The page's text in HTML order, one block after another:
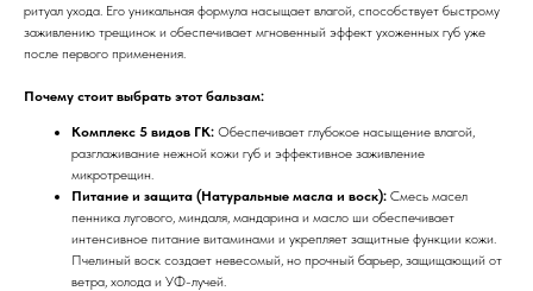
ритуал ухода. Его уникальная формула насыщает влагой, способствует быстрому
заживлению трещинок и обеспечивает мгновенный эффект ухоженных губ уже
после первого применения.
Почему стоит выбрать этот бальзам:
Комплекс 5 видов ГК: Обеспечивает глубокое насыщение влагой,
разглаживание нежной кожи губ и эффективное заживление
микротрещин.
Питание и защита (Натуральные масла и воск): Смесь масел
пенника лугового, миндаля, мандарина и масло ши обеспечивает
интенсивное питание витаминами и укрепляет защитные функции кожи.
Пчелиный воск создает невесомый, но прочный барьер, защищающий от
ветра, холода и УФ-лучей.